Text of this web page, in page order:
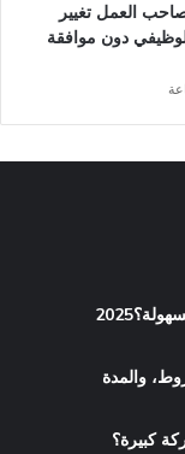
العمل تغيير
دون موافقة
والمدة
كبيرة؟